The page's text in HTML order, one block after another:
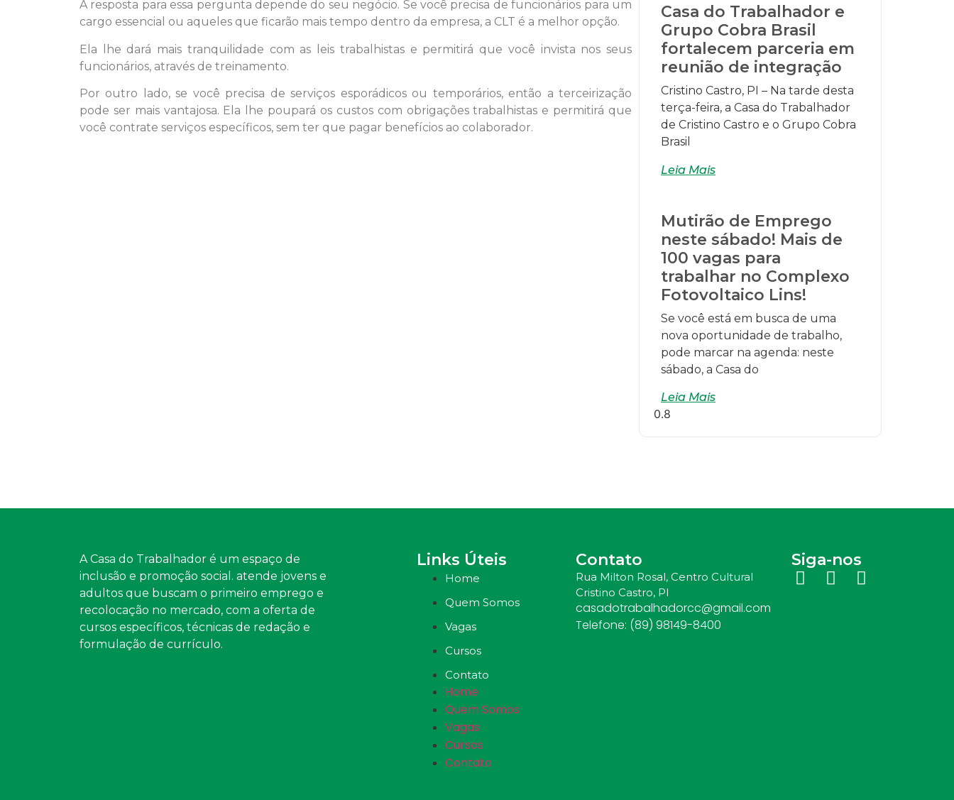
A resposta para essa pergunta depende do seu negócio. Se você precisa de funcionários para um
cargo essencial ou aqueles que ficarão mais tempo dentro da empresa, a CLT é a melhor opção.
Ela lhe dará mais tranquilidade com as leis trabalhistas e permitirá que você invista nos seus
funcionários, através de treinamento.
Por outro lado, se você precisa de serviços esporádicos ou temporários, então a terceirização
pode ser mais vantajosa. Ela lhe poupará os custos com obrigações trabalhistas e permitirá que
você contrate serviços específicos, sem ter que pagar benefícios ao colaborador.
Casa do Trabalhador e
Grupo Cobra Brasil
fortalecem parceria em
reunião de integração
Cristino Castro, PI – Na tarde desta
terça-feira, a Casa do Trabalhador
de Cristino Castro e o Grupo Cobra
Brasil
Leia Mais
Mutirão de Emprego
neste sábado! Mais de
100 vagas para
trabalhar no Complexo
Fotovoltaico Lins!
Se você está em busca de uma
nova oportunidade de trabalho,
pode marcar na agenda: neste
sábado, a Casa do
Leia Mais
A Casa do Trabalhador é um espaço de
inclusão e promoção social. atende jovens e
adultos que buscam o primeiro emprego e
recolocação no mercado, com a oferta de
cursos específicos, técnicas de redação e
formulação de currículo.
Links Úteis
Home
Quem Somos
Vagas
Cursos
Contato
Home
Quem Somos
Vagas
Cursos
Contato
Contato
Rua Milton Rosal, Centro Cultural
Cristino Castro, PI
casadotrabalhadorcc@gmail.com
Telefone: (89) 98149-8400
Siga-nos